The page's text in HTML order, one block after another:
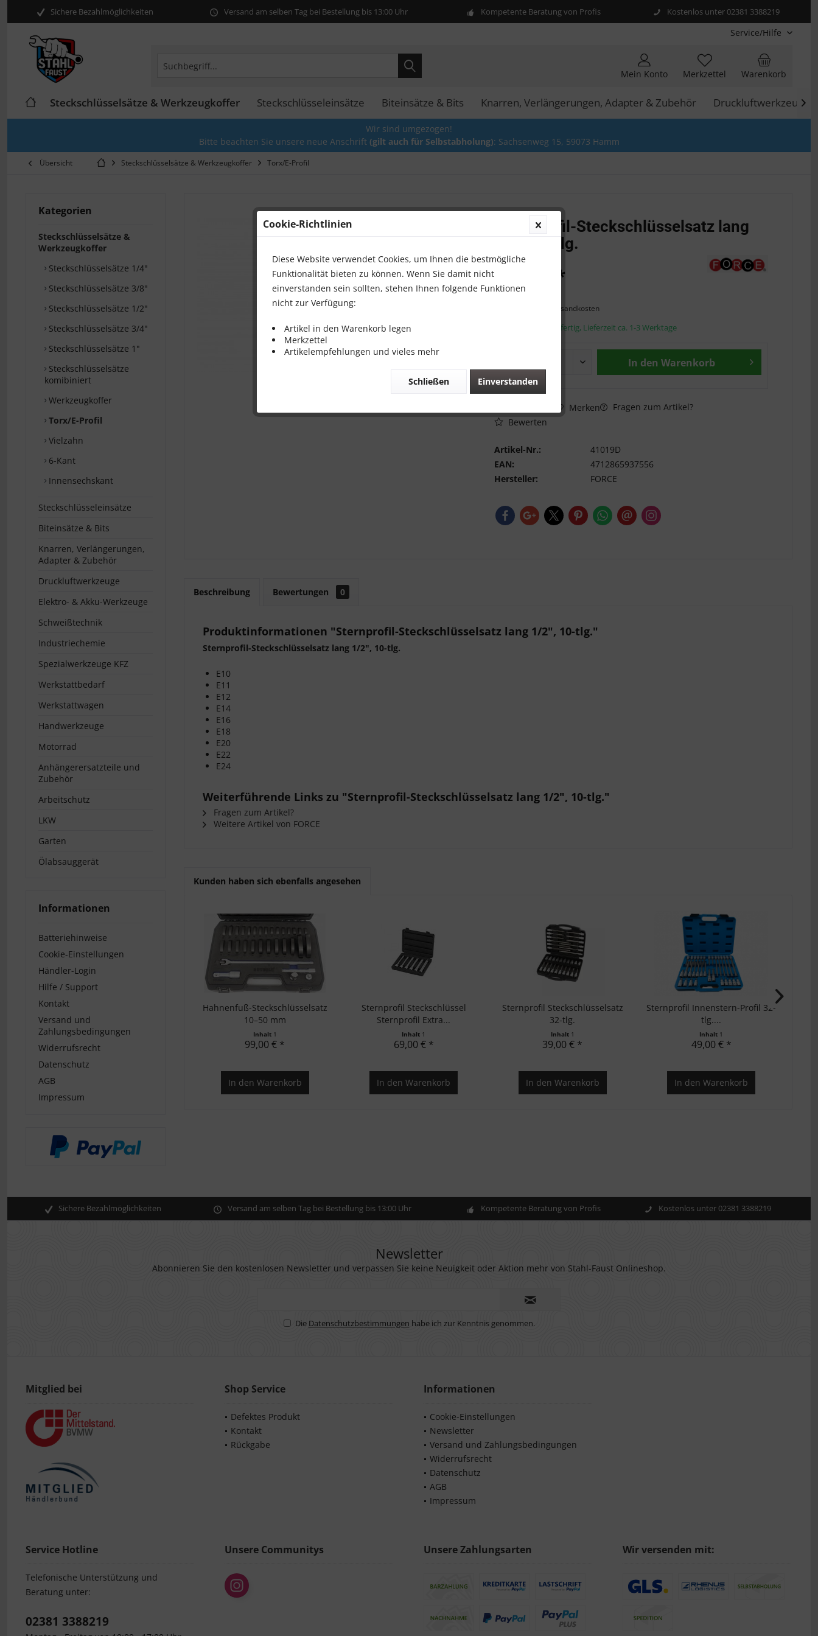
Sichere Bezahlmöglichkeiten Versand am selben Tag bei Bestellung bis 13:00 Uhr Kompetente Beratung von Profis Kostenlos unter 02381 3388219
Service/Hilfe
Warenkorb
Merkzettel
Mein Konto
Steckschlüsselsätze & Werkzeugkoffer Steckschlüsseleinsätze Biteinsätze & Bits Knarren, Verlängerungen, Adapter & Zubehör Druckluftwerkzeuge

Wir sind umgezogen!
Bitte beachten Sie unsere neue Anschrift (gilt auch für Selbstabholung): Sachsenweg 15, 59073 Hamm
Übersicht Steckschlüsselsätze & Werkzeugkoffer Torx/E-Profil
Kategorien
Steckschlüsselsätze &
Werkzeugkoffer
Steckschlüsselsätze 1/4"
Steckschlüsselsätze 3/8"
Steckschlüsselsätze 1/2"
Steckschlüsselsätze 3/4"
Steckschlüsselsätze 1"
Steckschlüsselsätze
komibiniert
Werkzeugkoffer
Torx/E-Profil
Vielzahn
6-Kant
Innensechskant
Steckschlüsseleinsätze
Biteinsätze & Bits
Knarren, Verlängerungen,
Adapter & Zubehör
Druckluftwerkzeuge
Elektro- & Akku-Werkzeuge
Schweißtechnik
Industriechemie
Spezialwerkzeuge KFZ
Werkstattbedarf
Werkstattwagen
Handwerkzeuge
Motorrad
Anhängerersatzteile und
Zubehör
Arbeitschutz
LKW
Garten
Ölabsauggerät
Informationen
Batteriehinweise
Cookie-Einstellungen
Händler-Login
Hilfe / Support
Kontakt
Versand und
Zahlungsbedingungen
Widerrufsrecht
Datenschutz
AGB
Impressum
Sternprofil-Steckschlüsselsatz lang
1/2", 10-tlg.
49,00 € *
Inhalt:1 Stück
zzgl. Versandkosten
Sofort versandfertig, Lieferzeit ca. 1-3 Werktage
In den Warenkorb
Merken
Fragen zum Artikel?
Bewerten
Artikel-Nr.:
41019D
EAN:
4712865937556
Hersteller:
FORCE
Beschreibung Bewertungen 0
Produktinformationen "Sternprofil-Steckschlüsselsatz lang 1/2", 10-tlg."
Sternprofil-Steckschlüsselsatz lang 1/2", 10-tlg.
E10
E11
E12
E14
E16
E18
E20
E22
E24
Weiterführende Links zu "Sternprofil-Steckschlüsselsatz lang 1/2", 10-tlg."
Fragen zum Artikel?
Weitere Artikel von FORCE
Kunden haben sich ebenfalls angesehen
Hahnenfuß-Steckschlüsselsatz
10–50 mm
Inhalt 1
99,00 € *
In den Warenkorb
Sternprofil Steckschlüssel
Sternprofil Extra...
Inhalt 1
69,00 € *
In den Warenkorb
Sternprofil Steckschlüsselsatz
32-tlg.
Inhalt 1
39,00 € *
In den Warenkorb
Sternprofil Innenstern-Profil 32-
tlg....
Inhalt 1
49,00 € *
In den Warenkorb
Sichere Bezahlmöglichkeiten Versand am selben Tag bei Bestellung bis 13:00 Uhr Kompetente Beratung von Profis Kostenlos unter 02381 3388219
Newsletter
Abonnieren Sie den kostenlosen Newsletter und verpassen Sie keine Neuigkeit oder Aktion mehr von Stahl-Faust Onlineshop.
Die Datenschutzbestimmungen habe ich zur Kenntnis genommen.
Mitglied bei Shop Service
Defektes Produkt
Kontakt
Rückgabe
Informationen
Cookie-Einstellungen
Newsletter
Versand und Zahlungsbedingungen
Widerrufsrecht
Datenschutz
AGB
Impressum
Service Hotline
Telefonische Unterstützung und
Beratung unter:
02381 3388219
Unsere Communitys Unsere Zahlungsarten Wir versenden mit:
Cookie-Richtlinien
Diese Website verwendet Cookies, um Ihnen die bestmögliche
Funktionalität bieten zu können. Wenn Sie damit nicht
einverstanden sein sollten, stehen Ihnen folgende Funktionen
nicht zur Verfügung:
Artikel in den Warenkorb legen
Merkzettel
Artikelempfehlungen und vieles mehr
Einverstanden
Schließen